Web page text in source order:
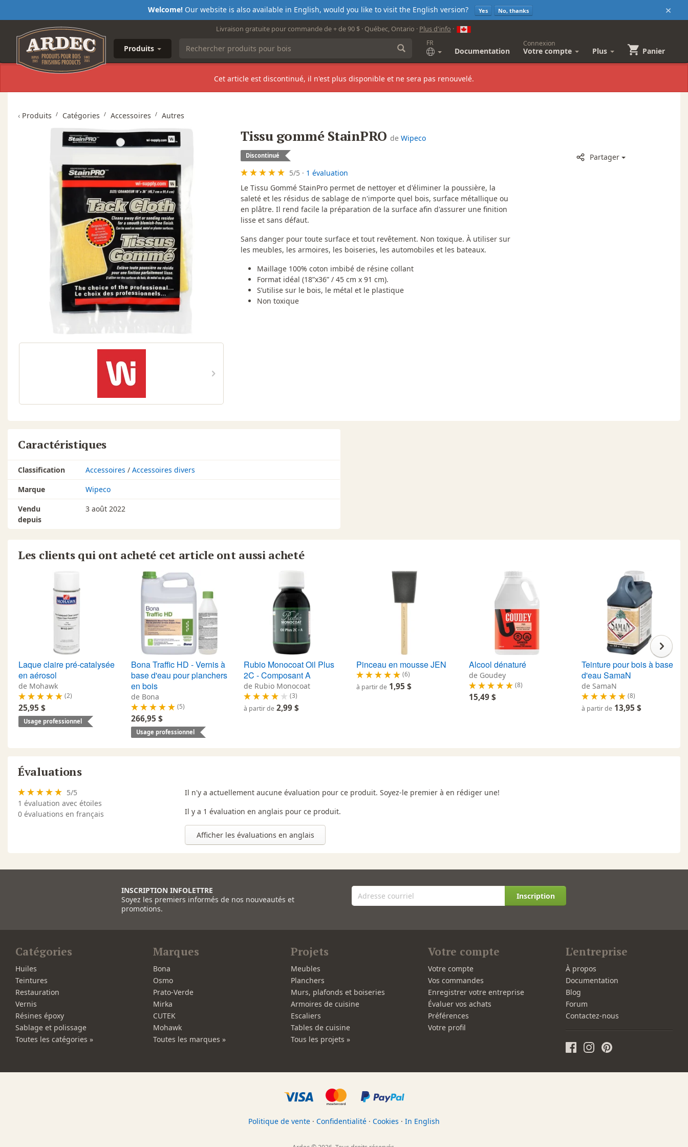
×
Welcome!Our website is also available in English, would you like to visit the English version? Yes No, thanks
Livraison gratuite pour commande de + de 90 $ · Québec, Ontario · Plus d'info ·
Produits
FR
Documentation
Connexion
Votre compte Plus Panier
Cet article est discontinué, il n'est plus disponible et ne sera pas renouvelé.
‹ Produits Catégories Accessoires Autres
Partager
Tissu gommé StainPRO deWipeco
Discontinué
5/5 · 1 évaluation
Le Tissu Gommé StainPro permet de nettoyer et d'éliminer la poussière, la
saleté et les résidus de sablage de n'importe quel bois, surface métallique ou
en plâtre. Il rend facile la préparation de la surface afin d'assurer une finition
lisse et sans défaut.
Sans danger pour toute surface et tout revêtement. Non toxique. À utiliser sur
les meubles, les armoires, les boiseries, les automobiles et les bateaux.
Maillage 100% coton imbibé de résine collant
Format idéal (18”x36” / 45 cm x 91 cm).
S’utilise sur le bois, le métal et le plastique
Non toxique
Caractéristiques
Classification Accessoires / Accessoires divers
Marque
Wipeco
Vendu
depuis
3 août 2022
Les clients qui ont acheté cet article ont aussi acheté
Laque claire pré-catalysée
en aérosol
de Mohawk
(2)
25,95 $
Usage professionnel
Bona Traffic HD - Vernis à
base d'eau pour planchers
en bois
de Bona
(5)
266,95 $
Usage professionnel
Rubio Monocoat Oil Plus
2C - Composant A
de Rubio Monocoat
(3)
à partir de 2,99 $
Pinceau en mousse JEN
(6)
à partir de 1,95 $
Alcool dénaturé
de Goudey
(8)
15,49 $
Teinture pour bois à base
d'eau SamaN
de SamaN
(8)
à partir de 13,95 $
Évaluations
5/5
1 évaluation avec étoiles
0 évaluations en français
Il n'y a actuellement aucune évaluation pour ce produit. Soyez-le premier à en rédiger une!
Il y a 1 évaluation en anglais pour ce produit.
Afficher les évaluations en anglais
INSCRIPTION INFOLETTRE
Soyez les premiers informés de nos nouveautés et
promotions.
Inscription
Catégories
Huiles
Teintures
Restauration
Vernis
Résines époxy
Sablage et polissage
Toutes les catégories »
Marques
Bona
Osmo
Prato-Verde
Mirka
CUTEK
Mohawk
Toutes les marques »
Projets
Meubles
Planchers
Murs, plafonds et boiseries
Armoires de cuisine
Escaliers
Tables de cuisine
Tous les projets »
Votre compte
Votre compte
Vos commandes
Enregistrer votre entreprise
Évaluer vos achats
Préférences
Votre profil
L'entreprise
À propos
Documentation
Blog
Forum
Contactez-nous
Politique de vente · Confidentialité · Cookies · In English